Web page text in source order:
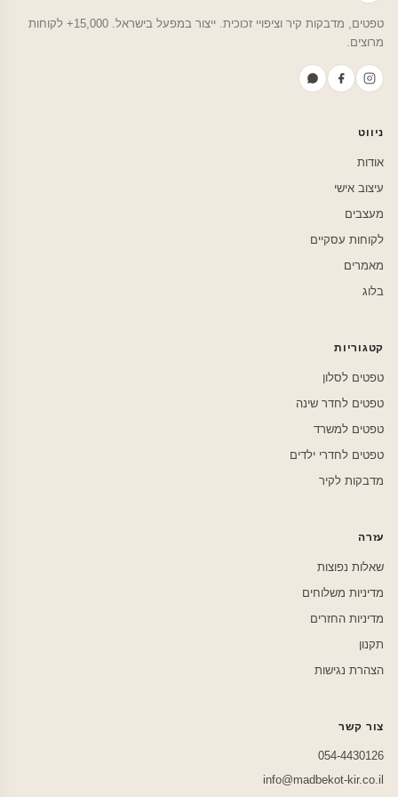
טפטים, מדבקות קיר וציפויי זכוכית. ייצור במפעל בישראל. 15,000+ לקוחות
מרוצים.
ניווט
אודות
עיצוב אישי
מעצבים
לקוחות עסקיים
מאמרים
בלוג
קטגוריות
טפטים לסלון
טפטים לחדר שינה
טפטים למשרד
טפטים לחדרי ילדים
מדבקות לקיר
עזרה
שאלות נפוצות
מדיניות משלוחים
מדיניות החזרים
תקנון
הצהרת נגישות
צור קשר
054-4430126
info@madbekot-kir.co.il